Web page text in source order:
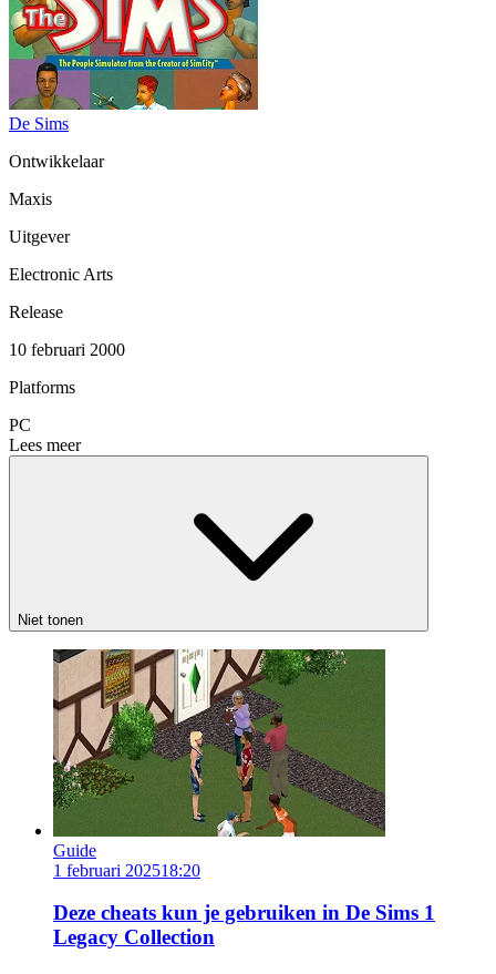
De Sims
Ontwikkelaar
Maxis
Uitgever
Electronic Arts
Release
10 februari 2000
Platforms
PC
Lees meer
Niet tonen
Guide
1 februari 202518:20
Deze cheats kun je gebruiken in De Sims 1
Legacy Collection